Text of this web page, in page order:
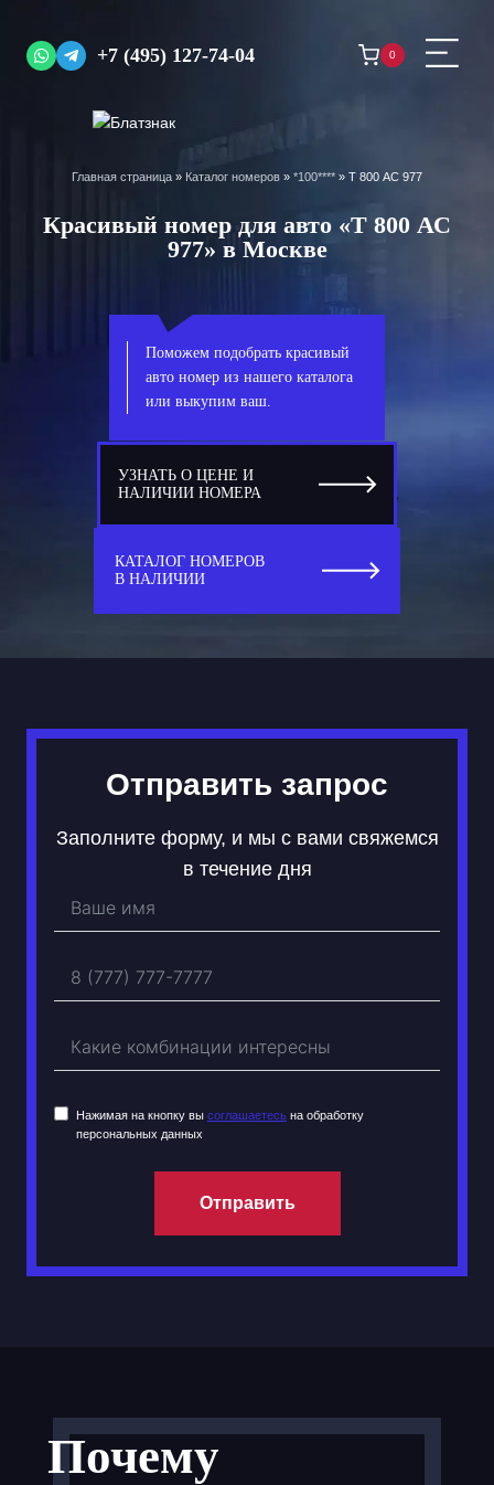
содержимому+7 (495) 127-74-04 0
Главная страница » Каталог номеров » *100**** » Т 800 АС 977
Красивый номер для авто «Т 800 АС
977» в Москве
Поможем подобрать красивый
авто номер из нашего каталога
или выкупим ваш.
Т 800 АС 977
УЗНАТЬ О ЦЕНЕ И
НАЛИЧИИ НОМЕРА
КАТАЛОГ НОМЕРОВ
В НАЛИЧИИ
Отправить запрос
Заполните форму, и мы с вами свяжемся
в течение дня
Нажимая на кнопку вы соглашаетесь на обработку
персональных данных
Отправить
Почему